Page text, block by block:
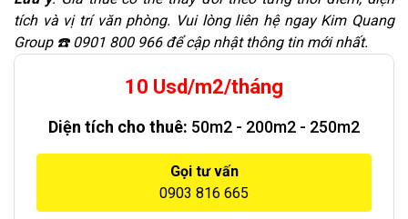
tích và vị trí văn phòng. Vui lòng liên hệ ngay Kim Quang
Group ☎️ 0901 800 966 để cập nhật thông tin mới nhất.
10 Usd/m2/tháng
Diện tích cho thuê: 50m2 - 200m2 - 250m2
Gọi tư vấn
0903 816 665